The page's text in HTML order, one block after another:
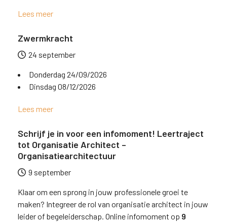
Lees meer
Zwermkracht
24 september
Donderdag 24/09/2026
Dinsdag 08/12/2026
Lees meer
Schrijf je in voor een infomoment! Leertraject
tot Organisatie Architect –
Organisatiearchitectuur
9 september
Klaar om een sprong in jouw professionele groei te
maken? Integreer de rol van organisatie architect in jouw
leider of begeleiderschap. Online infomoment op 9